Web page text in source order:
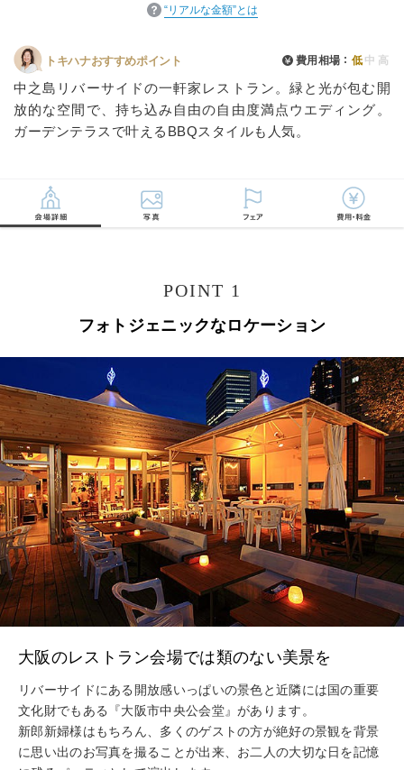
“リアルな金額”とは
トキハナおすすめポイント 費用相場 低 中 高
中之島リバーサイドの一軒家レストラン。緑と光が包む開
放的な空間で、持ち込み自由の自由度満点ウエディング。
ガーデンテラスで叶えるBBQスタイルも人気。
POINT 1
フォトジェニックなロケーション
大阪のレストラン会場では類のない美景を
リバーサイドにある開放感いっぱいの景色と近隣には国の重要
文化財でもある『大阪市中央公会堂』があります。
新郎新婦様はもちろん、多くのゲストの方が絶好の景観を背景
に思い出のお写真を撮ることが出来、お二人の大切な日を記憶